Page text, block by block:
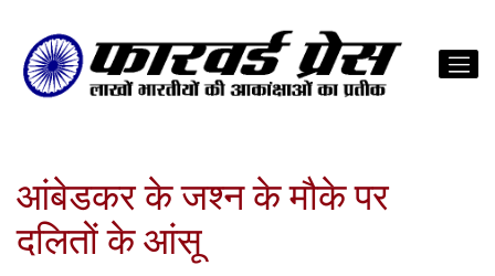
आंबेडकर के जश्न के मौके पर
दलितों के आंसू